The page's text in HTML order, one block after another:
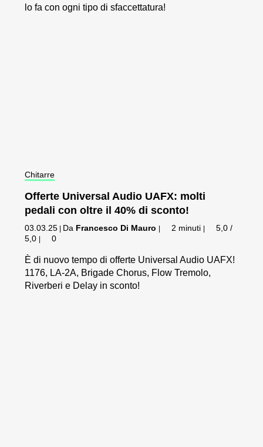
lo fa con ogni tipo di sfaccettatura!
Chitarre
Offerte Universal Audio UAFX: molti
pedali con oltre il 40% di sconto!
03.03.25 | Da Francesco Di Mauro | 2 minuti |
5,0 /
5,0 | 0
È di nuovo tempo di offerte Universal Audio UAFX!
1176, LA-2A, Brigade Chorus, Flow Tremolo,
Riverberi e Delay in sconto!